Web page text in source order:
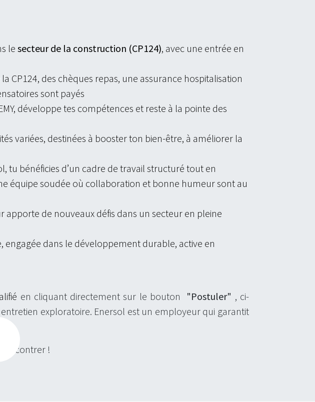
lesecteur de la construction (CP124), avec une entrée en
CP124, des chèques repas, une assurance hospitalisation
sont payés
développe tes compétences et reste à la pointe des
variées, destinées à booster ton bien-être, à améliorer la
, tu bénéficies d’un cadre de travail structuré tout en
équipe soudée où collaboration et bonne humeur sont au
apporte de nouveaux défis dans un secteur en pleine
dans le développement durable, active en
en cliquant directement sur le bouton "Postuler" , ci-
exploratoire. Enersol est un employeur qui garantit
rencontrer !